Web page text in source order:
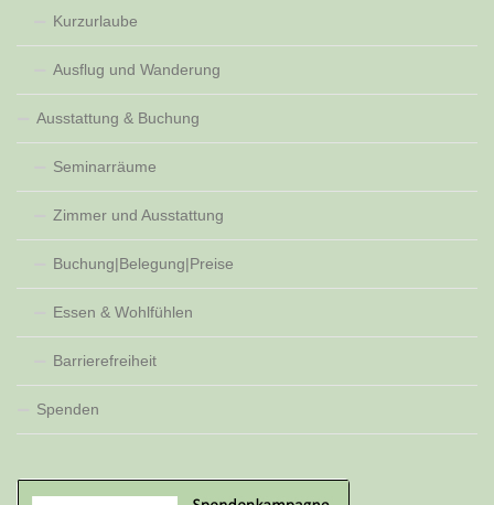
Kurzurlaube
Ausflug und Wanderung
Ausstattung & Buchung
Seminarräume
Zimmer und Ausstattung
Buchung|Belegung|Preise
Essen & Wohlfühlen
Barrierefreiheit
Spenden